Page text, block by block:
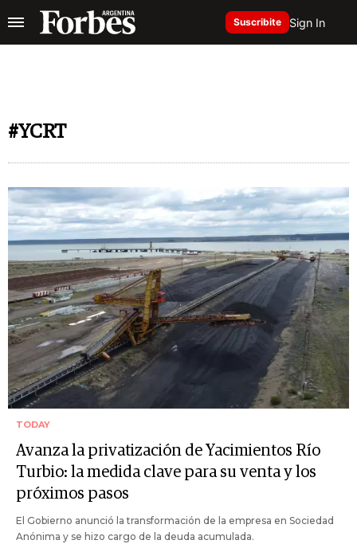
Suscribite Sign In
#YCRT
TODAY
Avanza la privatización de Yacimientos Río
Turbio: la medida clave para su venta y los
próximos pasos
El Gobierno anunció la transformación de la empresa en Sociedad
Anónima y se hizo cargo de la deuda acumulada.